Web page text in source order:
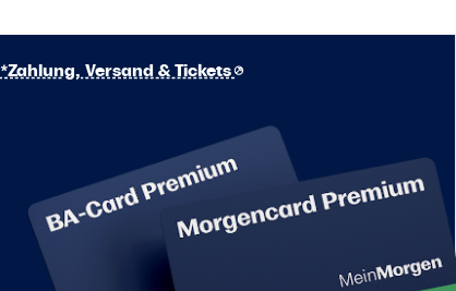
*Zahlung, Versand & Tickets